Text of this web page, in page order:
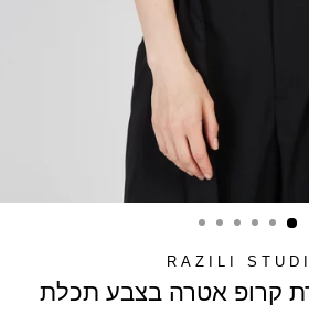
RAZILI
קרופ אטרה בצבע תכלת